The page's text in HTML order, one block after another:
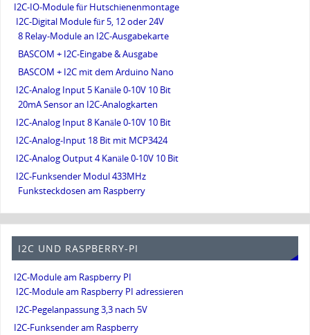
I2C-IO-Module für Hutschienenmontage
I2C-Digital Module für 5, 12 oder 24V
8 Relay-Module an I2C-Ausgabekarte
BASCOM + I2C-Eingabe & Ausgabe
BASCOM + I2C mit dem Arduino Nano
I2C-Analog Input 5 Kanäle 0-10V 10 Bit
20mA Sensor an I2C-Analogkarten
I2C-Analog Input 8 Kanäle 0-10V 10 Bit
I2C-Analog-Input 18 Bit mit MCP3424
I2C-Analog Output 4 Kanäle 0-10V 10 Bit
I2C-Funksender Modul 433MHz
Funksteckdosen am Raspberry
I2C UND RASPBERRY-PI
I2C-Module am Raspberry PI
I2C-Module am Raspberry PI adressieren
I2C-Pegelanpassung 3,3 nach 5V
I2C-Funksender am Raspberry